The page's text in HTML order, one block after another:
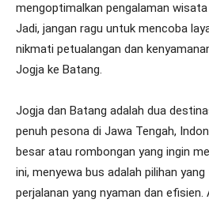
mengoptimalkan pengalaman
Jadi, jangan ragu untuk mencoba
nikmati petualangan dan
Jogja ke Batang.
Jogja dan Batang adalah dua
penuh pesona di Jawa Tengah,
besar atau rombongan yang ingin
ini, menyewa bus adalah pilihan
perjalanan yang nyaman dan efisien.